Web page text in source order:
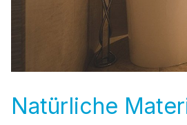
Natürliche